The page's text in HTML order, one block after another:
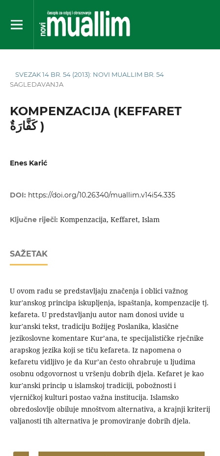
SVEZAK 14 BR. 54 (2013): NOVI MUALLIM BR. 54
SAGLEDAVANJA
KOMPENZACIJA (KEFFARET
كَفَّارَةٌ )
Enes Karić
DOI: https://doi.org/10.26340/muallim.v14i54.335
Ključne riječi: Kompenzacija, Keffaret, Islam
SAŽETAK
U ovom radu se predstavljaju značenja i oblici važnog
kur'anskog principa iskupljenja, ispaštanja, kompenzacije tj.
kefareta. U predstavljanju autor nam donosi uvide u
kur'anski tekst, tradiciju Božijeg Poslanika, klasične
jezikoslovne komentare Kur’ana, te specijalističke rječnike
arapskog jezika koji se tiču kefareta. Iz napomena o
kefaretu vidljivo je da Kur’an često ohrabruje u ljudima
osobnu odgovornost u vršenju dobrih djela. Kefaret je kao
kur'anski princip u islamskoj tradiciji, pobožnosti i
vjerničkoj kulturi postao važna institucija. Islamsko
obredoslovlje obiluje mnoštvom alternativa, a krajnji kriterij
valjanosti tih alternativa je promoviranje dobrih djela.